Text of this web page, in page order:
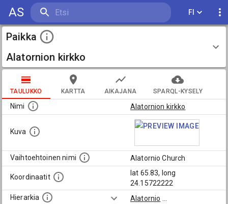
AS FI
Paikka
Alatornion kirkko
TAULUKKO KARTTA AIKAJANA SPARQL-KYSELY
Nimi Alatornion kirkko
Kuva
Vaihtoehtoinen nimi Alatornio Church
Koordinaatit
lat 65.83, long
24.15722222
Hierarkia
Alatornio